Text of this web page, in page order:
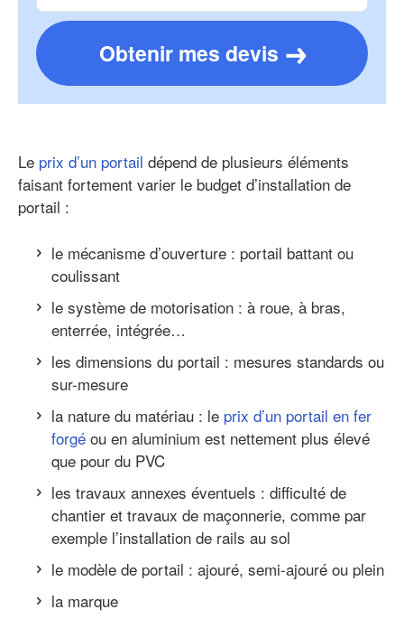
Obtenir mes devis
Le prix d’un portail dépend de plusieurs éléments
faisant fortement varier le budget d’installation de
portail :
le mécanisme d’ouverture : portail battant ou
coulissant
le système de motorisation : à roue, à bras,
enterrée, intégrée…
les dimensions du portail : mesures standards ou
sur-mesure
la nature du matériau : le prix d’un portail en fer
forgé ou en aluminium est nettement plus élevé
que pour du PVC
les travaux annexes éventuels : difficulté de
chantier et travaux de maçonnerie, comme par
exemple l’installation de rails au sol
le modèle de portail : ajouré, semi-ajouré ou plein
la marque